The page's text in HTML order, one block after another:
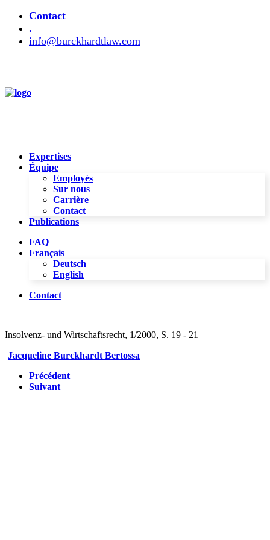
Contact
.
info@burckhardtlaw.com
Expertises
Équipe
Employés
Sur nous
Carrière
Contact
Publications
FAQ
Français
Deutsch
English
Contact
Insolvenz- und Wirtschaftsrecht, 1/2000, S. 19 - 21
Jacqueline Burckhardt Bertossa
Précédent
Suivant